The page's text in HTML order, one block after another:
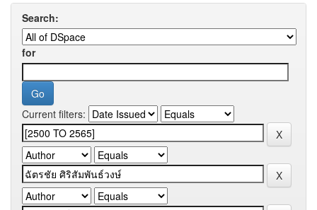
Search:
for
Current filters: